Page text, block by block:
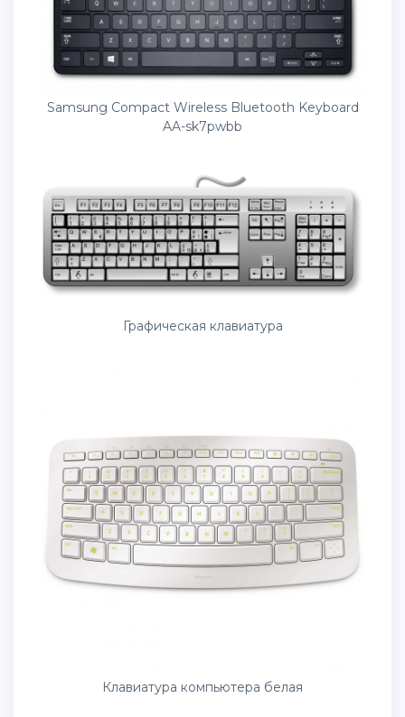
Samsung Compact Wireless Bluetooth Keyboard
AA-sk7pwbb
Графическая клавиатура
Клавиатура компьютера белая